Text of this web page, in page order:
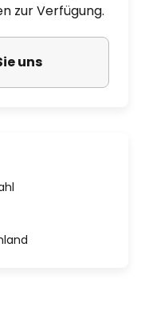
zur Verfügung.
uns